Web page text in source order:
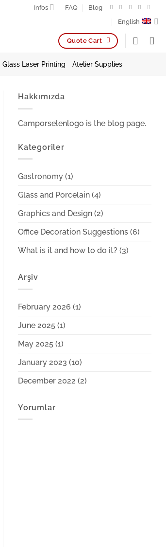
Infos FAQ
Blog
English
Quote Cart
Glass Laser Printing Atelier Supplies
Hakkımızda
Camporselenlogo is the blog page.
Kategoriler
Gastronomy (1)
Glass and Porcelain (4)
Graphics and Design (2)
Office Decoration Suggestions (6)
What is it and how to do it? (3)
Arşiv
February 2026 (1)
June 2025 (1)
May 2025 (1)
January 2023 (10)
December 2022 (2)
Yorumlar